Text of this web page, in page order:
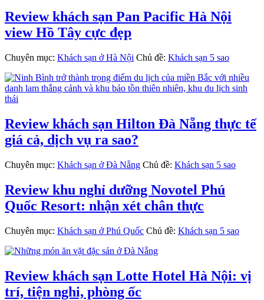
Review khách sạn Pan Pacific Hà Nội
view Hồ Tây cực đẹp
Chuyên mục: Khách sạn ở Hà Nội Chủ đề: Khách sạn 5 sao
Review khách sạn Hilton Đà Nẵng thực tế
giá cả, dịch vụ ra sao?
Chuyên mục: Khách sạn ở Đà Nẵng Chủ đề: Khách sạn 5 sao
Review khu nghỉ dưỡng Novotel Phú
Quốc Resort: nhận xét chân thực
Chuyên mục: Khách sạn ở Phú Quốc Chủ đề: Khách sạn 5 sao
Review khách sạn Lotte Hotel Hà Nội: vị
trí, tiện nghi, phòng ốc